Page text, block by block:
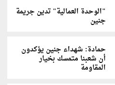
"الوحدة العمالية" تدين جريمة
جنين
حمادة: شهداء جنين يؤكدون
أن شعبنا متمسك بخيار
المقاومة